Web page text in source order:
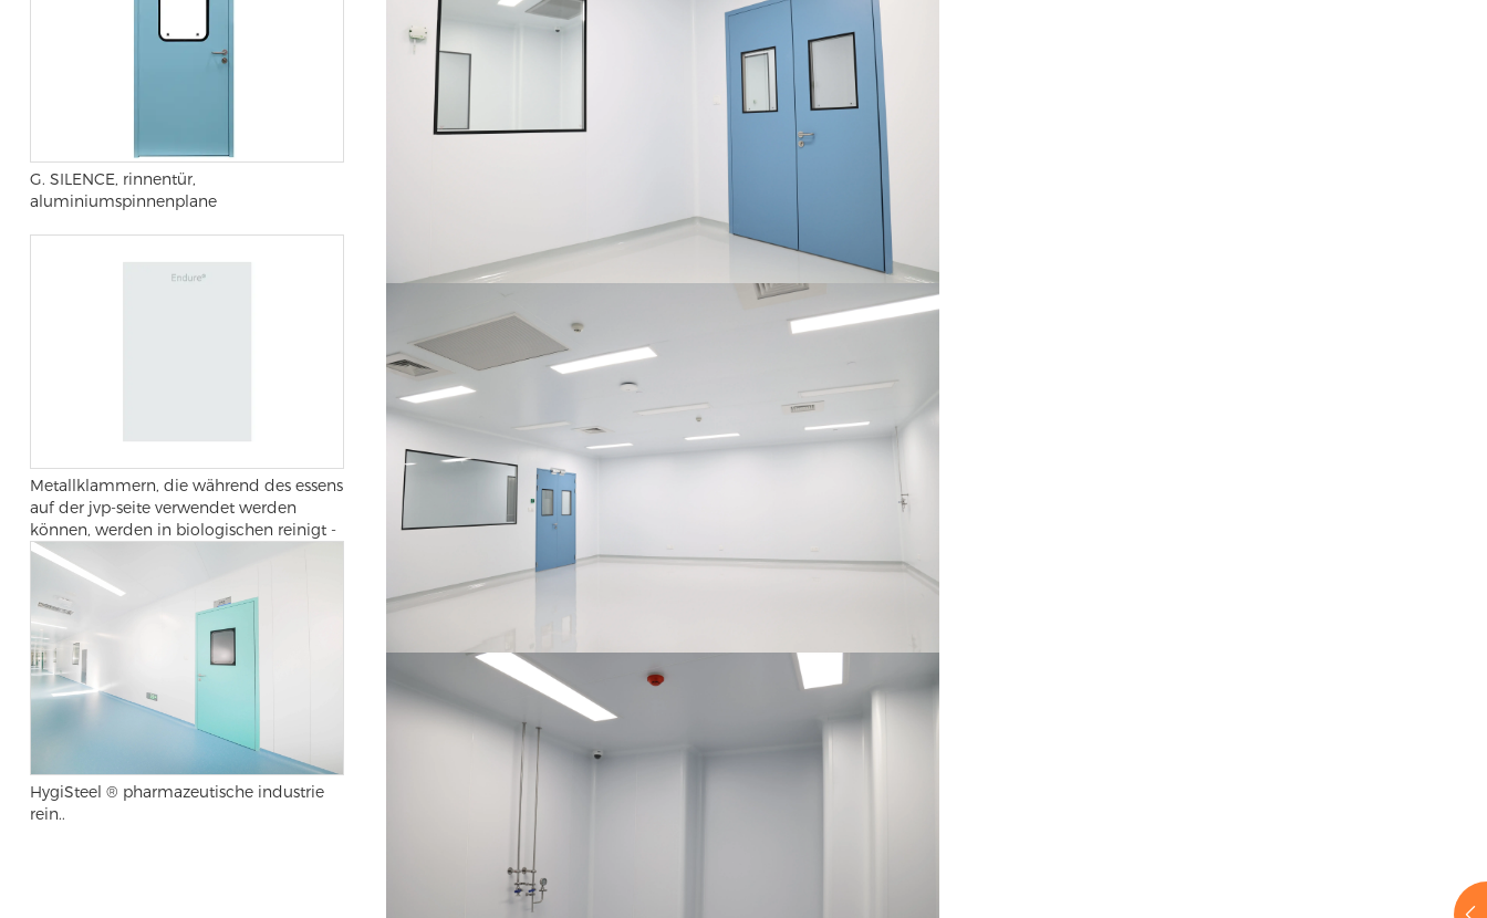
G. SILENCE, rinnentür,
aluminiumspinnenplane
Metallklammern, die während des essens
auf der jvp-seite verwendet werden
können, werden in biologischen reinigt -
und operationssälen verwendet
HygiSteel ® pharmazeutische industrie
rein..